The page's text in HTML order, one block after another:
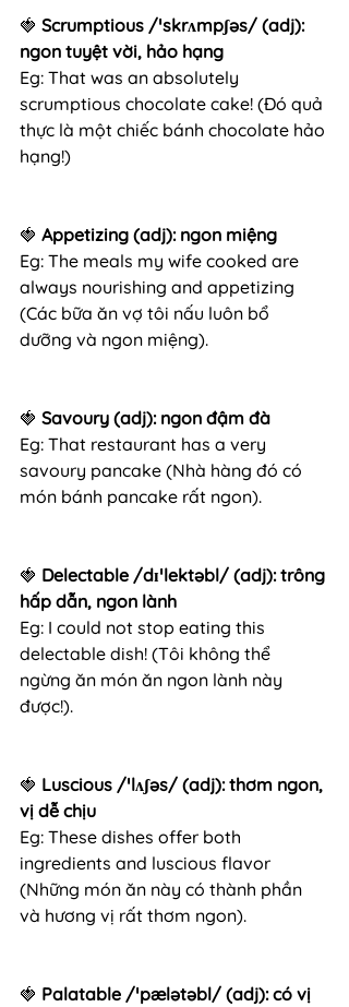
🍓 Scrumptious /ˈskrʌmpʃəs/ (adj):
ngon tuyệt vời, hảo hạng
Eg: That was an absolutely
scrumptious chocolate cake! (Đó quả
thực là một chiếc bánh chocolate hảo
hạng!)
🍓 Appetizing (adj): ngon miệng
Eg: The meals my wife cooked are
always nourishing and appetizing
(Các bữa ăn vợ tôi nấu luôn bổ
dưỡng và ngon miệng).
🍓 Savoury (adj): ngon đậm đà
Eg: That restaurant has a very
savoury pancake (Nhà hàng đó có
món bánh pancake rất ngon).
🍓 Delectable /dɪˈlektəbl/ (adj): trông
hấp dẫn, ngon lành
Eg: I could not stop eating this
delectable dish! (Tôi không thể
ngừng ăn món ăn ngon lành này
được!).
🍓 Luscious /ˈlʌʃəs/ (adj): thơm ngon,
vị dễ chịu
Eg: These dishes offer both
ingredients and luscious flavor
(Những món ăn này có thành phần
và hương vị rất thơm ngon).
🍓 Palatable /ˈpælətəbl/ (adj): có vị